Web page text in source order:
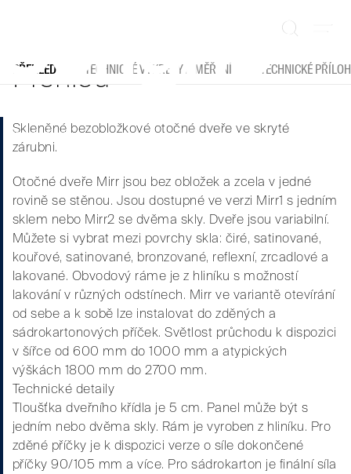
průchod světlu a zvuku, abyste si mohli lépe
řešení s čistým designem, rafinované a
minimalistické, mimořádně všestranné,
barvách.
PŘEHLED TECHNICKÉ VÝKRESY A MĚŘENÍ TECHNICKÉ
Přehled
Skleněné bezobložkové otočné dveře ve skryté
zárubni.
Otočné dveře Mirr jsou bez obložek a zcela v jedné
rovině se stěnou. Jsou dostupné ve verzi Mirr1 s jedním
sklem nebo Mirr2 se dvěma skly. Dveře jsou variabilní.
Můžete si vybrat mezi povrchy skla: čiré, satinované,
kouřové, satinované, bronzované, reflexní, zrcadlové a
lakované. Obvodový ráme je z hliníku s možností
lakování v různých odstínech. Mirr ve variantě otevírání
od sebe a k sobě lze instalovat do zděných a
sádrokartonových příček. Světlost průchodu k dispozici
v šířce od 600 mm do 1000 mm a atypických
výškách 1800 mm do 2700 mm.
Technické detaily
Tloušťka dveřního křídla je 5 cm. Panel může být s
jedním nebo dvěma skly. Rám je vyroben z hliníku. Pro
zděné příčky je k dispozici verze o síle dokončené
příčky 90/105 mm a více. Pro sádrokarton je finální síla